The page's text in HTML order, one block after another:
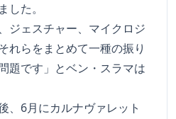
た。
ジェスチャー、マイクロジ
れらをまとめて一種の振り
題です」とベン・スラマは
、6月にカルナヴァレット